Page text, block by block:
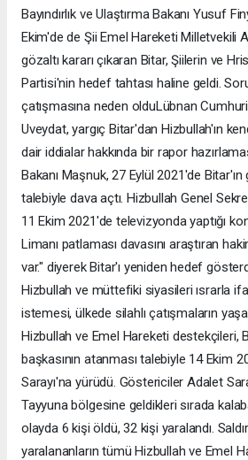
Bayındırlık ve Ulaştırma Bakanı Yusuf
Ekim'de de Şii Emel Hareketi Milletvekili
gözaltı kararı çıkaran Bitar, Şiilerin ve
Partisi'nin hedef tahtası haline geldi.
çatışmasına neden olduLübnan
Uveydat, yargıç Bitar'dan Hizbullah'ın
dair iddialar hakkında bir rapor
Bakanı Maşnuk, 27 Eylül 2021'de Bitar'ın
talebiyle dava açtı. Hizbullah Genel
11 Ekim 2021'de televizyonda yaptığı
Limanı patlaması davasını araştıran
var." diyerek Bitar'ı yeniden hedef
Hizbullah ve müttefiki siyasileri ısrarla
istemesi, ülkede silahlı çatışmaların
Hizbullah ve Emel Hareketi destekçileri,
başkasının atanması talebiyle 14 Ekim
Sarayı'na yürüdü. Göstericiler Adalet
Tayyuna bölgesine geldikleri sırada
olayda 6 kişi öldü, 32 kişi yaralandı.
yaralananların tümü Hizbullah ve Emel